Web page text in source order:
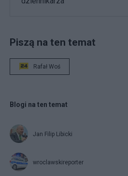
Piszą na ten temat
Rafał Woś
Blogi na ten temat
Jan Filip Libicki
wroclawskireporter